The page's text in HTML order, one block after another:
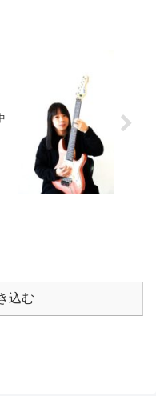
込む